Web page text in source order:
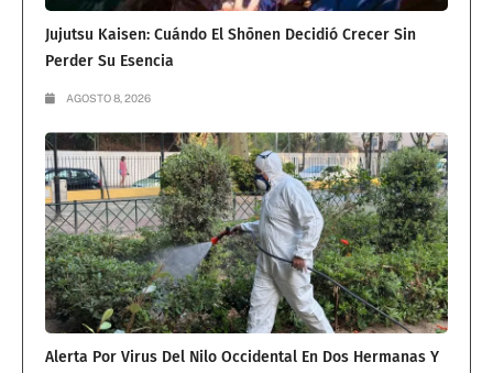
Jujutsu Kaisen: Cuándo El Shōnen Decidió Crecer Sin
Perder Su Esencia
AGOSTO 8, 2026
Alerta Por Virus Del Nilo Occidental En Dos Hermanas Y